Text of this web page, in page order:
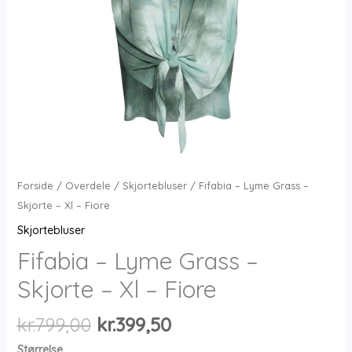
Forside / Overdele / Skjortebluser/ Fifabia – Lyme Grass –
Skjorte – Xl – Fiore
Skjortebluser
Fifabia – Lyme Grass –
Skjorte – Xl – Fiore
kr.799,00 Den
kr.399,50Den